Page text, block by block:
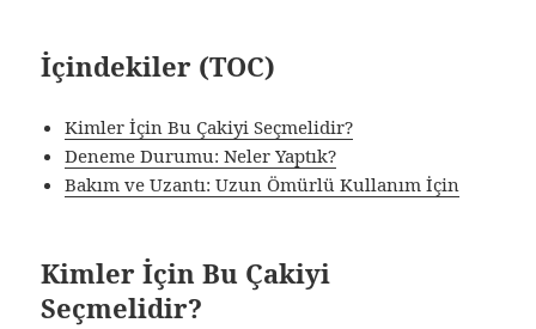
İçindekiler (TOC)
Kimler İçin Bu Çakiyi Seçmelidir?
Deneme Durumu: Neler Yaptık?
Bakım ve Uzantı: Uzun Ömürlü Kullanım İçin
Kimler İçin Bu Çakiyi
Seçmelidir?